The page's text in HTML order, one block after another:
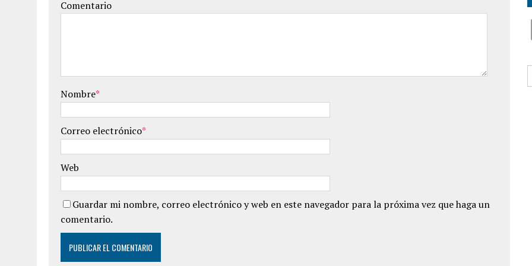
Comentario
Nombre*
Correo electrónico*
Web
Guardar mi nombre, correo electrónico y web en este navegador para la próxima vez que haga un
comentario.